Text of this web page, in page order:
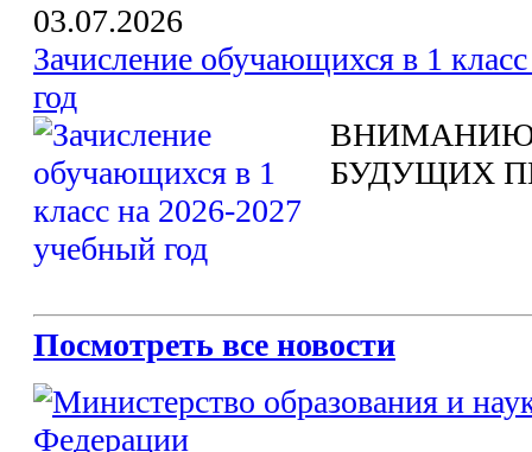
03.07.2026
Зачисление обучающихся в 1
год
ВНИМАНИЮ
БУДУЩИХ
Посмотреть все новости